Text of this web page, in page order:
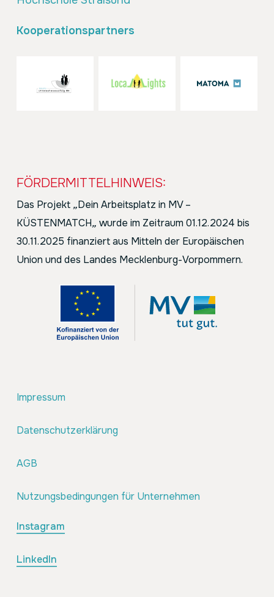
Kooperationspartners
FÖRDERMITTELHINWEIS:
Das Projekt „Dein Arbeitsplatz in MV –
KÜSTENMATCH„ wurde im Zeitraum 01.12.2024 bis
30.11.2025 finanziert aus Mitteln der Europäischen
Union und des Landes Mecklenburg-Vorpommern.
Impressum
Datenschutzerklärung
AGB
Nutzungsbedingungen für Unternehmen
Instagram
LinkedIn